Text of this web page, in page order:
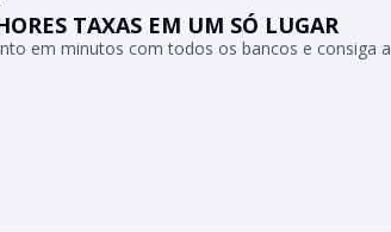
TAXAS EM UM SÓ LUGAR
em minutos com todos os bancos e consiga a